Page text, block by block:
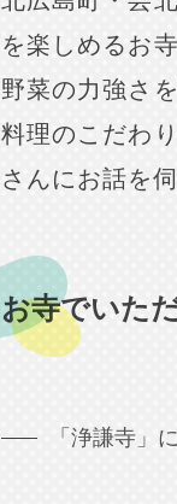
を楽しめるお
野菜の力強さ
料理のこだわ
さんにお話を
お寺でいた
「浄謙寺」